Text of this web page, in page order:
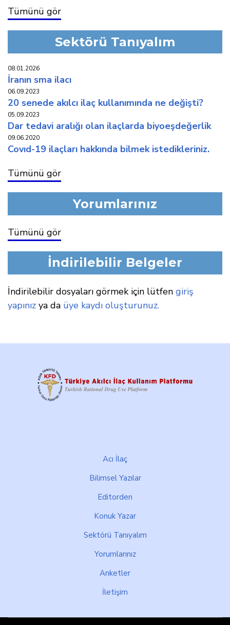
Tümünü gör
Sektörü Tanıyalım
08.01.2026
i̇ranin sma i̇laci
06.09.2023
20 senede akilci i̇laç kullaniminda ne deği̇şti̇?
05.09.2023
dar tedavi̇ araliği olan i̇laçlarda bi̇yoeşdeğerli̇k
09.06.2020
covid-19 i̇laçlari hakkinda bi̇lmek i̇stedi̇kleri̇ni̇z.
Tümünü gör
Yorumlarınız
Tümünü gör
İndirilebilir Belgeler
İndirilebilir dosyaları görmek için lütfen giriş
yapınız ya da üye kaydı oluşturunuz.
Acı İlaç
Bilimsel Yazılar
Editorden
Konuk Yazar
Sektörü Tanıyalım
Yorumlarınız
Anketler
İletişim